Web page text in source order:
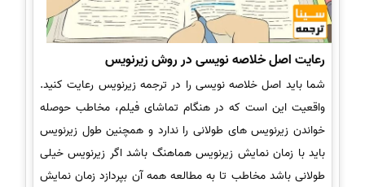
رعایت اصل خلاصه نویسی در روش زیرنویس
شما باید اصل خلاصه نویسی را در ترجمه زیرنویس رعایت کنید.
واقعیت این است که در هنگام تماشای فیلم، مخاطب حوصله
خواندن زیرنویس های طولانی را ندارد و همچنین طول زیرنویس
باید با زمان نمایش زیرنویس هماهنگ باشد اگر زیرنویس خیلی
طولانی باشد مخاطب تا به مطالعه همه آن بپردازد زمان نمایش